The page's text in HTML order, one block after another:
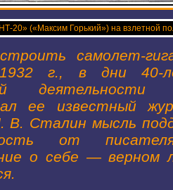
20» («Максим Горький») на взлетной
самолет-
г., в дни 40-
ее известный
В. Сталин мысль
от
о себе — верном